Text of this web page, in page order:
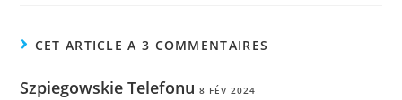
CET ARTICLE A 3 COMMENTAIRES
Szpiegowskie Telefonu 8 FÉV 2024